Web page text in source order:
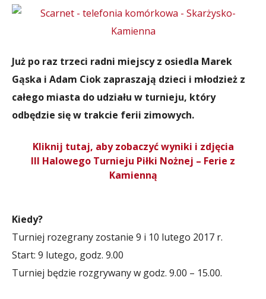
Już po raz trzeci radni miejscy z osiedla Marek
Gąska i Adam Ciok zapraszają dzieci i młodzież z
całego miasta do udziału w turnieju, który
odbędzie się w trakcie ferii zimowych.
Kliknij tutaj, aby zobaczyć wyniki i zdjęcia
III Halowego Turnieju Piłki Nożnej – Ferie z
Kamienną
Kiedy?
Turniej rozegrany zostanie 9 i 10 lutego 2017 r.
Start: 9 lutego, godz. 9.00
Turniej będzie rozgrywany w godz. 9.00 – 15.00.